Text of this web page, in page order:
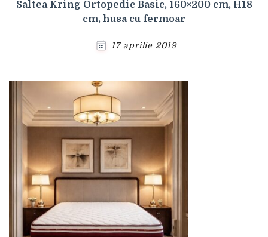
Saltea Kring Ortopedic Basic, 160×200 cm, H18
cm, husa cu fermoar
17 aprilie 2019